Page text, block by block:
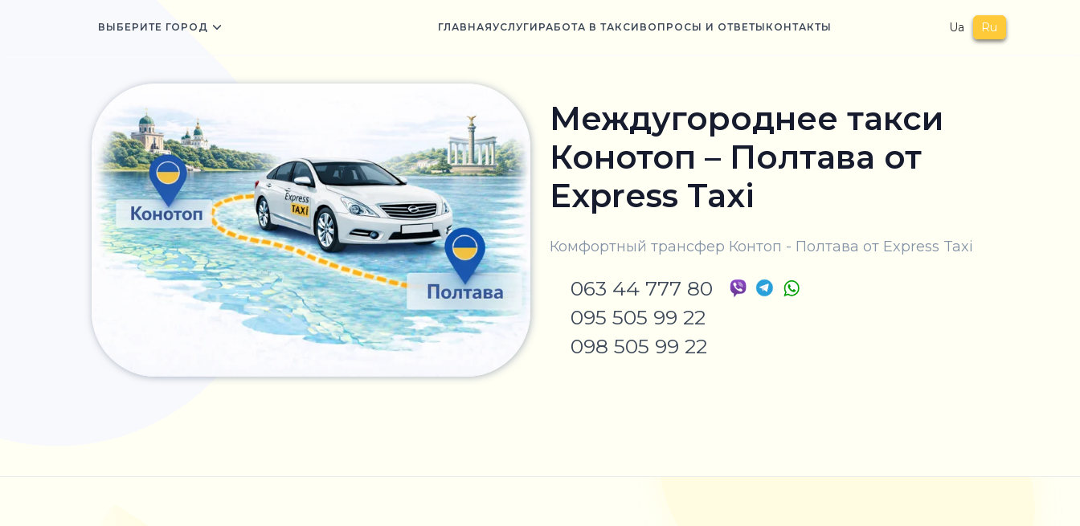
ВЫБЕРИТЕ ГОРОД ГЛАВНАЯУСЛУГИ РАБОТА В ТАКСИ ВОПРОСЫ И ОТВЕТЫ КОНТАКТЫ Ua Ru
Междугороднее такси
Конотоп – Полтава от
Express Taxi
Комфортный трансфер Контоп - Полтава от Express Taxi
063 44 777 80
095 505 99 22
098 505 99 22